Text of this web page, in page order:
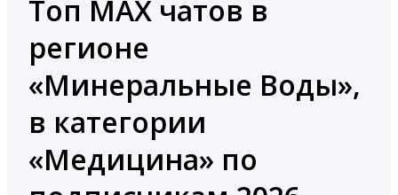
Топ MAX чатов в
регионе
«Минеральные Воды»,
в категории
«Медицина» по